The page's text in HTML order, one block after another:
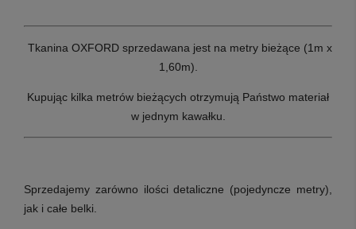
Tkanina OXFORD sprzedawana jest na metry bieżące (1m x
1,60m).
Kupując kilka metrów bieżących otrzymują Państwo materiał
w jednym kawałku.
Sprzedajemy zarówno ilości detaliczne (pojedyncze metry),
jak i całe belki.